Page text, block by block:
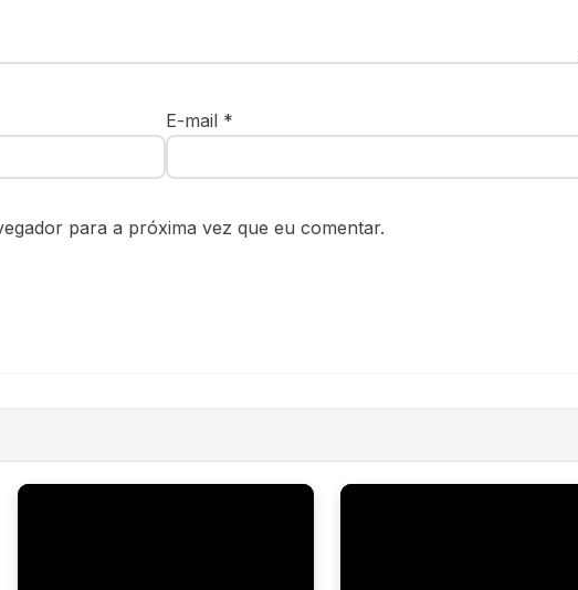
E-mail *
para a próxima vez que eu comentar.